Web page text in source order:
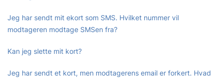
Jeg har sendt mit ekort som SMS. Hvilket nummer vil
modtageren modtage SMSen fra?
Kan jeg slette mit kort?
Jeg har sendt et kort, men modtagerens email er forkert. Hvad